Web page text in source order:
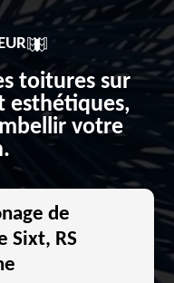
toitures sur
esthétiques,
votre
de
Sixt, RS